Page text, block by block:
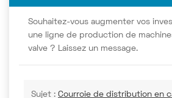
Souhaitez-vous augmenter vos
une ligne de production de
valve ? Laissez un message.
Sujet : Courroie de distribution en